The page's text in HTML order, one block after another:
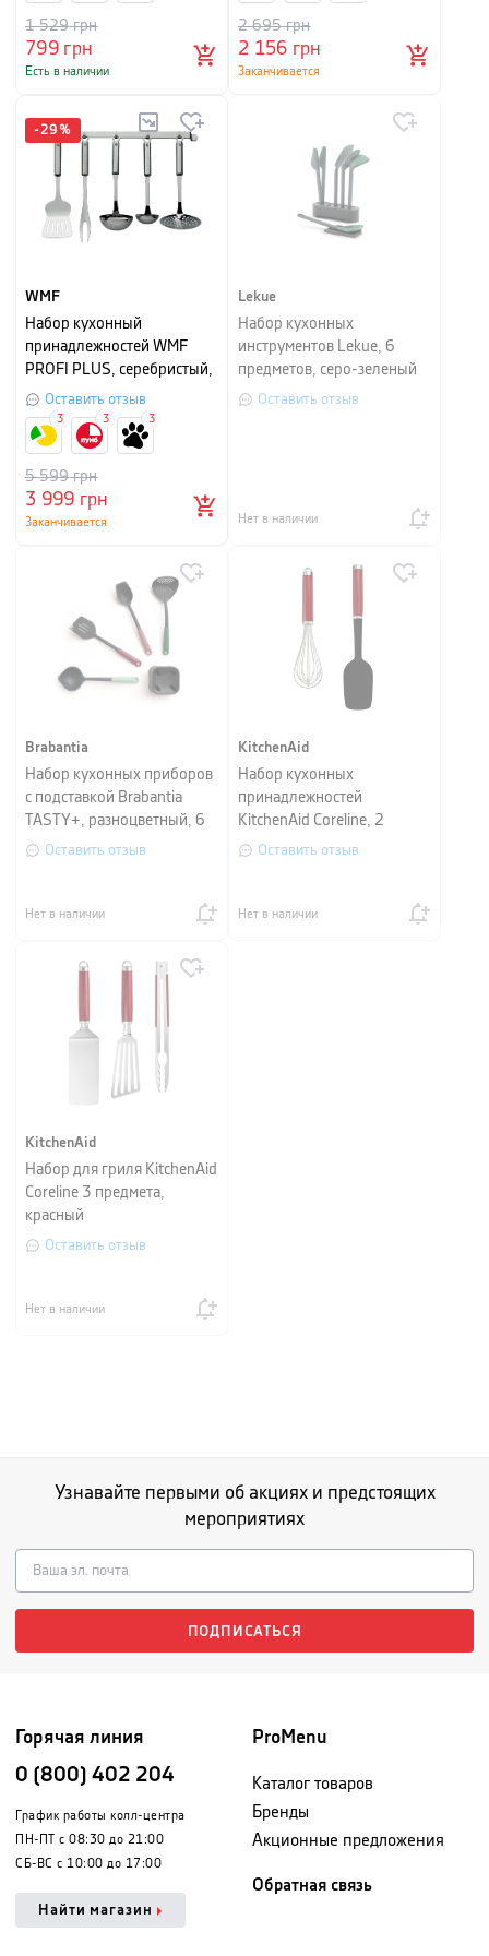
799грн
1 529грн
Есть в наличии
2 156 грн
2 695грн
Заканчивается
-29 %
WMF
Набор кухонный
принадлежностей WMF
PROFI PLUS, серебристый,
5 предметов
Оставить отзыв
3 999 грн
5 599грн
Заканчивается
3 3 3
Lekue
Набор кухонных
инструментов Lekue, 6
предметов, серо-зеленый
Оставить отзыв
Нет в наличии
Brabantia
Набор кухонных приборов
с подставкой Brabantia
TASTY+, разноцветный, 6
предметов
Оставить отзыв
Нет в наличии
KitchenAid
Набор кухонных
принадлежностей
KitchenAid Coreline, 2
предмета, красный
Оставить отзыв
Нет в наличии
KitchenAid
Набор для гриля KitchenAid
Coreline 3 предмета,
красный
Оставить отзыв
Нет в наличии
Узнавайте первыми об акциях и предстоящих
мероприятиях
ПОДПИСАТЬСЯ
Горячая линия
0 (800) 402 204
График работы колл-центра
ПН-ПТ с 08:30 до 21:00
СБ-ВС с 10:00 до 17:00
Найти магазин
ProMenu
Каталог товаров
Бренды
Акционные предложения
Обратная связь